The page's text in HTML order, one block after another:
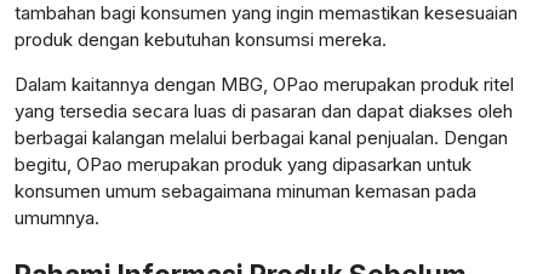
tambahan bagi konsumen yang ingin memastikan kesesuaian
produk dengan kebutuhan konsumsi mereka.
Dalam kaitannya dengan MBG, OPao merupakan produk ritel
yang tersedia secara luas di pasaran dan dapat diakses oleh
berbagai kalangan melalui berbagai kanal penjualan. Dengan
begitu, OPao merupakan produk yang dipasarkan untuk
konsumen umum sebagaimana minuman kemasan pada
umumnya.